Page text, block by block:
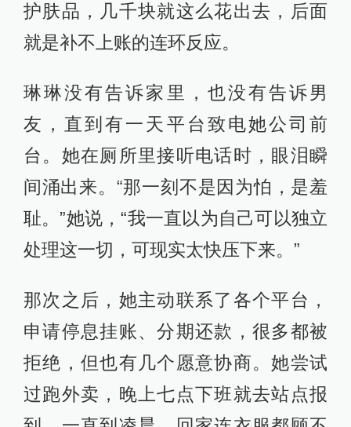
护肤品，几千块就这么花出去，后面
就是补不上账的连环反应。
琳琳没有告诉家里，也没有告诉男
友，直到有一天平台致电她公司前
台。她在厕所里接听电话时，眼泪瞬
间涌出来。“那一刻不是因为怕，是羞
耻。”她说，“我一直以为自己可以独立
处理这一切，可现实太快压下来。”
那次之后，她主动联系了各个平台，
申请停息挂账、分期还款，很多都被
拒绝，但也有几个愿意协商。她尝试
过跑外卖，晚上七点下班就去站点报